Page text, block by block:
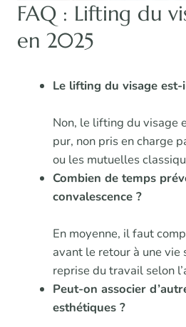
FAQ : Lifting du
en 2025
Le lifting du visage
Non, le lifting du visage
pur, non pris en charge
ou les mutuelles
Combien de temps
convalescence ?
En moyenne, il faut
avant le retour à une vie
reprise du travail selon
Peut-on associer
esthétiques ?